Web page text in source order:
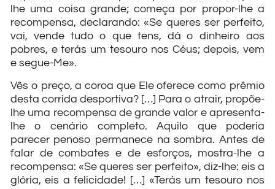
lhe uma coisa grande; começa por propor-lhe a
recompensa, declarando: «Se queres ser perfeito,
vai, vende tudo o que tens, dá o dinheiro aos
pobres, e terás um tesouro nos Céus; depois, vem
e segue-Me».
Vês o preço, a coroa que Ele oferece como prêmio
desta corrida desportiva? […] Para o atrair, propõe-
lhe uma recompensa de grande valor e apresenta-
lhe o cenário completo. Aquilo que poderia
parecer penoso permanece na sombra. Antes de
falar de combates e de esforços, mostra-lhe a
recompensa: «Se queres ser perfeito», diz-lhe: eis a
glória, eis a felicidade! […] «Terás um tesouro nos